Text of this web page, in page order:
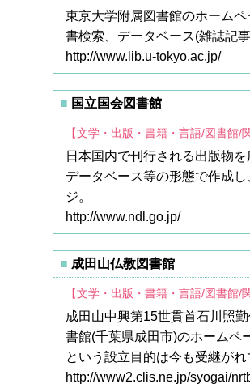
東京大学附属図書館のホーム
書検索、データベース(雑誌記
http://www.lib.u-tokyo.ac.jp/
国立国会図書館
【文学・出版・書籍・言語/図書館/
日本国内で刊行される出版物
データベース等の形態で作成
ジ。
http://www.ndl.go.jp/
成田山仏教図書館
【文学・出版・書籍・言語/図書館/
成田山中興第15世貫首石川照
書館(千葉県成田市)のホームペ
という設立目的は今も受継がれ
http://www2.clis.ne.jp/syogai/